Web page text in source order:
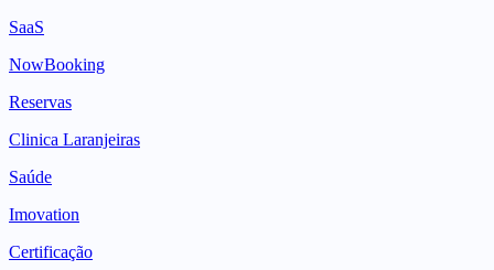
SaaS
NowBooking
Reservas
Clinica Laranjeiras
Saúde
Imovation
Certificação